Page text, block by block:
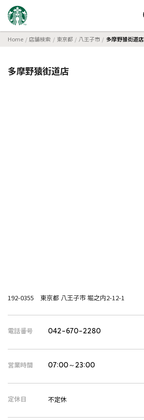
Home 店舗検索 東京都 八王子市 多摩野猿街道店
多摩野猿街道店
192-0355 東京都 八王子市 堀之内2-12-1
電話番号 042-670-2280
営業時間 07:00～23:00
定休日 不定休